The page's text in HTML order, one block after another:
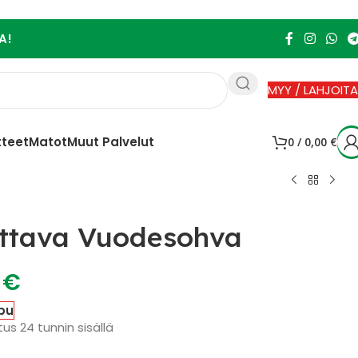
MYY / LAHJOITA
MatotMuut Palvelut 0 / 0,00 €
Vuodesohva
€
24 tunnin sisällä